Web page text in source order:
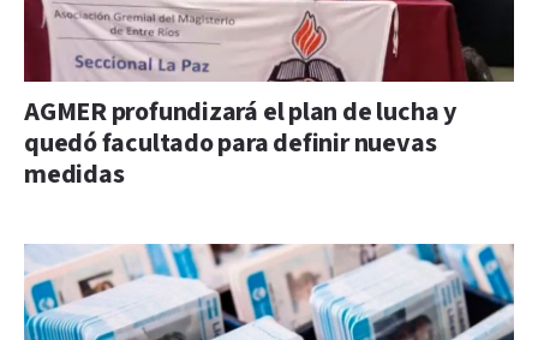
AGMER profundizará el plan de lucha y
quedó facultado para definir nuevas
medidas